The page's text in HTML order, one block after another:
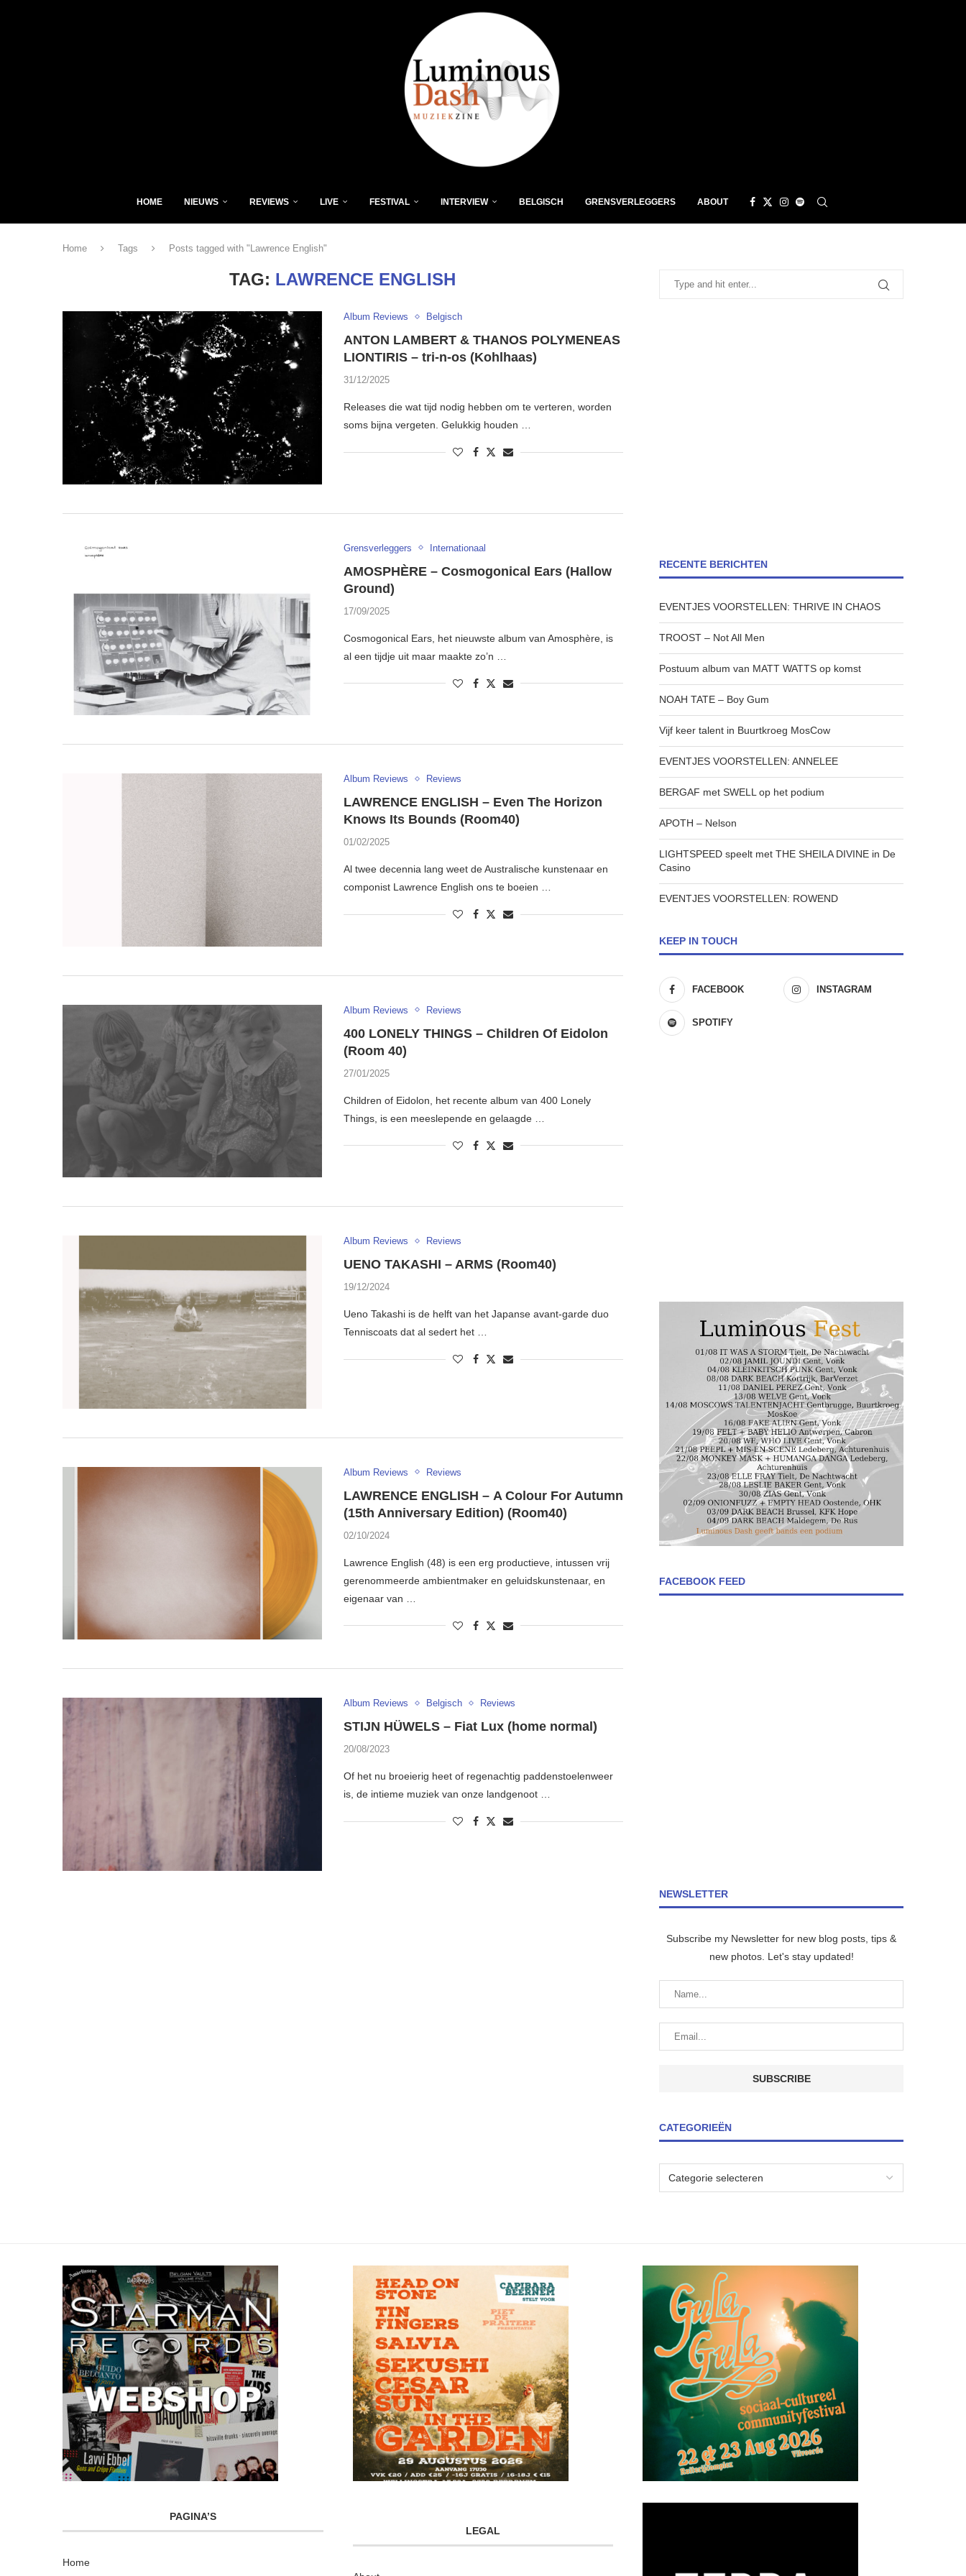
HOME NIEUWS REVIEWS LIVE FESTIVAL INTERVIEW BELGISCH GRENSVERLEGGERS ABOUT
Home Tags Posts tagged with "Lawrence English"
TAG: LAWRENCE ENGLISH
Album Reviews Belgisch
ANTON LAMBERT & THANOS POLYMENEAS
LIONTIRIS – tri-n-os (Kohlhaas)
31/12/2025
Releases die wat tijd nodig hebben om te verteren, worden
soms bijna vergeten. Gelukkig houden …
Grensverleggers Internationaal
AMOSPHÈRE – Cosmogonical Ears (Hallow
Ground)
17/09/2025
Cosmogonical Ears, het nieuwste album van Amosphère, is
al een tijdje uit maar maakte zo’n …
Album Reviews Reviews
LAWRENCE ENGLISH – Even The Horizon
Knows Its Bounds (Room40)
01/02/2025
Al twee decennia lang weet de Australische kunstenaar en
componist Lawrence English ons te boeien …
Album Reviews Reviews
400 LONELY THINGS – Children Of Eidolon
(Room 40)
27/01/2025
Children of Eidolon, het recente album van 400 Lonely
Things, is een meeslepende en gelaagde …
Album Reviews Reviews
UENO TAKASHI – ARMS (Room40)
19/12/2024
Ueno Takashi is de helft van het Japanse avant-garde duo
Tenniscoats dat al sedert het …
Album Reviews Reviews
LAWRENCE ENGLISH – A Colour For Autumn
(15th Anniversary Edition) (Room40)
02/10/2024
Lawrence English (48) is een erg productieve, intussen vrij
gerenommeerde ambientmaker en geluidskunstenaar, en
eigenaar van …
Album Reviews Belgisch Reviews
STIJN HÜWELS – Fiat Lux (home normal)
20/08/2023
Of het nu broeierig heet of regenachtig paddenstoelenweer
is, de intieme muziek van onze landgenoot …
RECENTE BERICHTEN
EVENTJES VOORSTELLEN: THRIVE IN CHAOS
TROOST – Not All Men
Postuum album van MATT WATTS op komst
NOAH TATE – Boy Gum
Vijf keer talent in Buurtkroeg MosCow
EVENTJES VOORSTELLEN: ANNELEE
BERGAF met SWELL op het podium
APOTH – Nelson
LIGHTSPEED speelt met THE SHEILA DIVINE in De
Casino
EVENTJES VOORSTELLEN: ROWEND
KEEP IN TOUCH
FACEBOOK INSTAGRAM
SPOTIFY
FACEBOOK FEED
NEWSLETTER
Subscribe my Newsletter for new blog posts, tips &
new photos. Let's stay updated!
CATEGORIEËN
PAGINA’S
Home
LEGAL